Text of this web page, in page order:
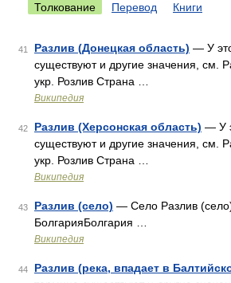
Толкование Перевод Книги
41 Разлив (Донецкая область) — У
существуют и другие значения, см.
укр. Розлив Страна …
Википедия
42 Разлив (Херсонская область) — У
существуют и другие значения, см.
укр. Розлив Страна …
Википедия
43 Разлив (село) — Село Разлив
БолгарияБолгария …
Википедия
44 Разлив (река, впадает в